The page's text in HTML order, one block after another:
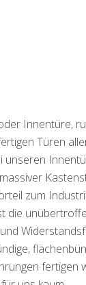
Innentüre,
Türen
unseren
zum
die
fertigen